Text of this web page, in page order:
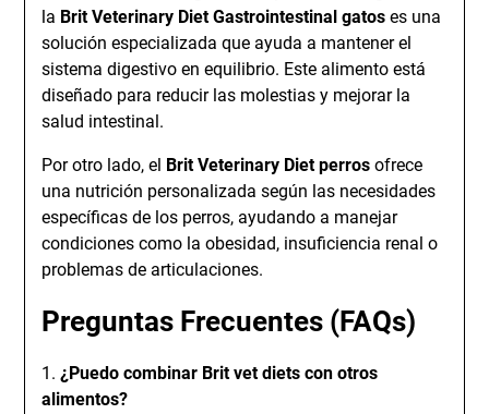
la Brit Veterinary Diet Gastrointestinal gatos es una
solución especializada que ayuda a mantener el
sistema digestivo en equilibrio. Este alimento está
diseñado para reducir las molestias y mejorar la
salud intestinal.
Por otro lado, el Brit Veterinary Diet perros ofrece
una nutrición personalizada según las necesidades
específicas de los perros, ayudando a manejar
condiciones como la obesidad, insuficiencia renal o
problemas de articulaciones.
Preguntas Frecuentes (FAQs)
1.¿Puedo combinar Brit vet diets con otros
alimentos?